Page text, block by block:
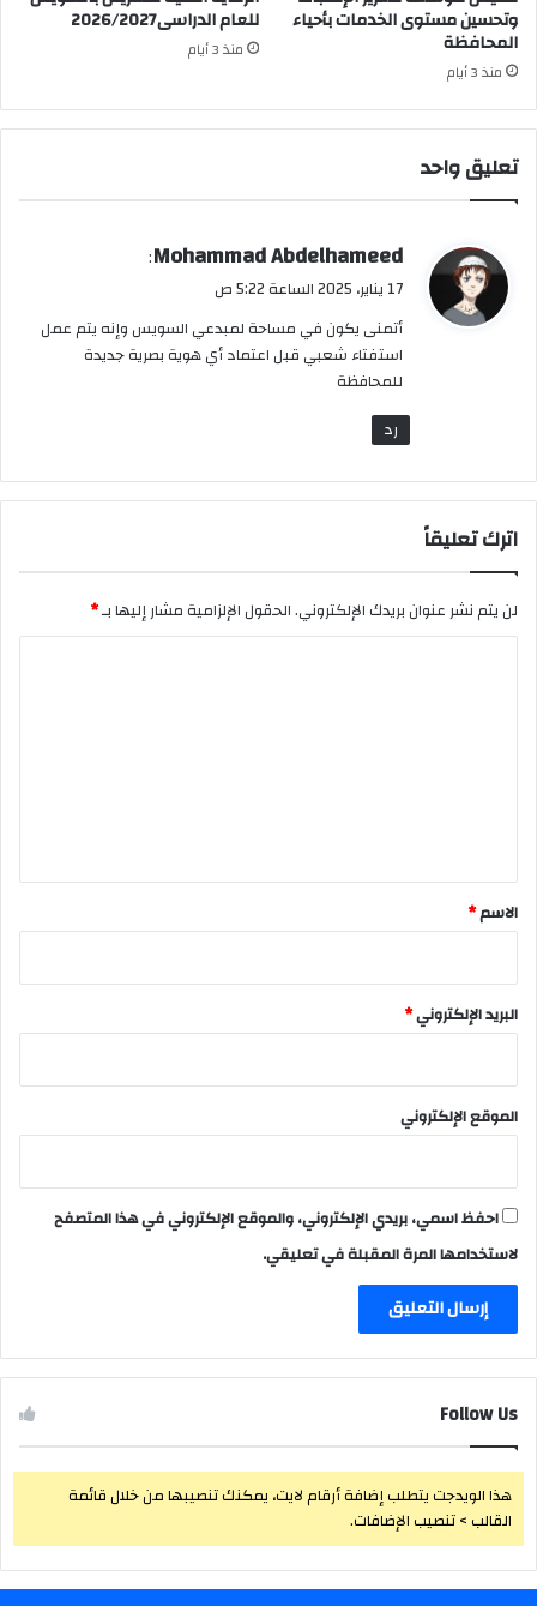
وتحسين مستوى الخدمات بأحياء
المحافظة
منذ 3 أيام
للعام الدراسى2026/2027
منذ 3 أيام
تعليق واحد
ي
ق
ل
Mohammad Abdelhameed
:
17 يناير، 2025 الساعة 5:22 ص
أتمنى يكون في مساحة لمبدعي السويس وإنه يتم عمل
استفتاء شعبي قبل اعتماد أي هوية بصرية جديدة
للمحافظة
رد
اترك تعليقاً
لن يتم نشر عنوان بريدك الإلكتروني.الحقول الإلزامية مشار إليها بـ*
*
الاسم*
البريد الإلكتروني*
الموقع الإلكتروني
احفظ اسمي، بريدي الإلكتروني، والموقع الإلكتروني في هذا المتصفح
لاستخدامها المرة المقبلة في تعليقي.
Follow Us
هذا الويدجت يتطلب إضافة أرقام لايت، يمكنك تنصيبها من خلال قائمة
القالب > تنصيب الإضافات.